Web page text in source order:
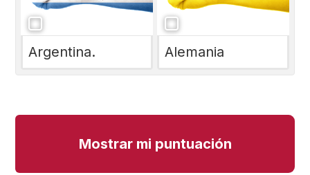
Argentina. Alemania
Mostrar mi puntuación